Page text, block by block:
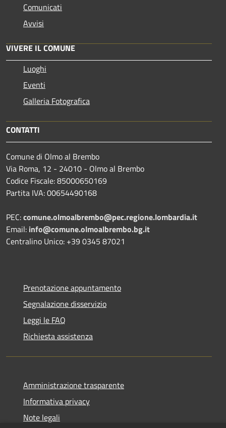
Comunicati
Avvisi
VIVERE IL COMUNE
Luoghi
Eventi
Galleria Fotografica
CONTATTI
Comune di Olmo al Brembo
Via Roma, 12 - 24010 - Olmo al Brembo
Codice Fiscale: 85000650169
Partita IVA: 00654490168
PEC:comune.olmoalbrembo@pec.regione.lombardia.it
Email: info@comune.olmoalbrembo.bg.it
Centralino Unico: +39 0345 87021
Prenotazione appuntamento
Segnalazione disservizio
Leggi le FAQ
Richiesta assistenza
Amministrazione trasparente
Informativa privacy
Note legali